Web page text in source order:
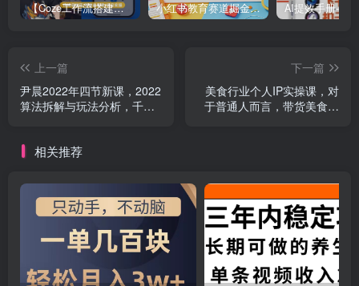
【Coze工作流搭建实操教程】【coze】早安情感电台日签视频还在手动做？用扣子工作流自动生成，省时90% 小红书教育赛道掘金实战课：AI课件制作+店铺运营+爆款笔记，打通知识变现全路径
上一篇
尹晨2022年四节新课，2022
算法拆解与玩法分析，千川
下一篇
美食行业个人IP实操课，对
于普通人而言，带货美食零
相关推荐